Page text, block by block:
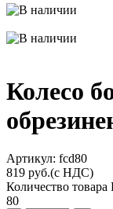
Колесо
Aртикул: fcd80
819 руб.(с НДС)
Количество
80